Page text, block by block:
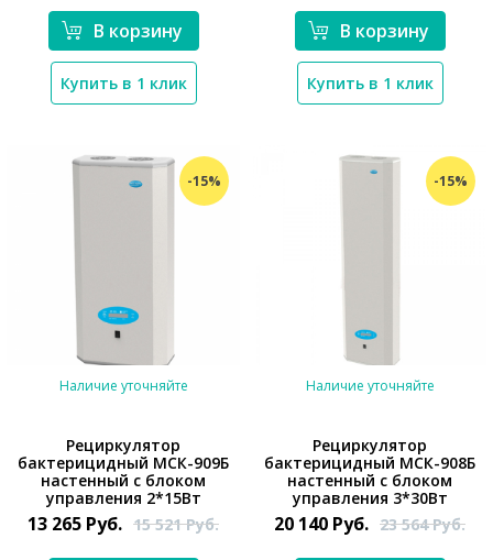
В корзину
Купить в 1 клик
В корзину
Купить в 1 клик
-15%
*}
Наличие уточняйте
Рециркулятор
бактерицидный МСК-909Б
настенный с блоком
управления 2*15Вт
13 265 Руб. 15 521Руб.
-15%
*}
Наличие уточняйте
Рециркулятор
бактерицидный МСК-908Б
настенный с блоком
управления 3*30Вт
20 140 Руб. 23 564Руб.